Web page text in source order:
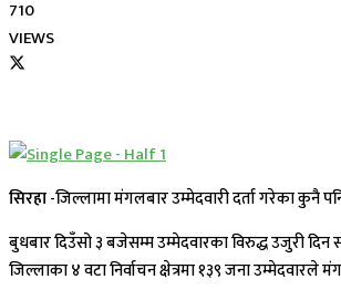
710
VIEWS
सिरहा-जिल्लामा मंगलबार उम्मेदवारी दर्ता गरेका कुनै
बुधबार दिउँसो ३ बजेसम्म उम्मेदवारका विरुद्ध उजुरी
जिल्लाका ४ वटा निर्वाचन क्षेत्रमा १३९ जना उम्मेदवारले